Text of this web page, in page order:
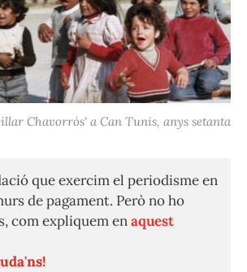
Chavorrós' a Can Tunis, anys setanta
que exercim el periodisme en
de pagament. Però no ho
com expliquem enaquest